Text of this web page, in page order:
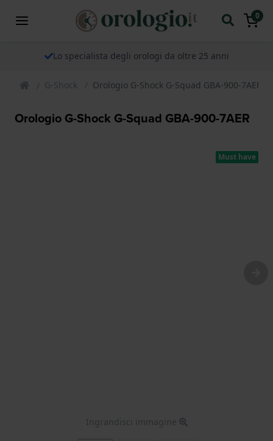
0
Lo specialista degli orologi da oltre 25 anni
G-Shock Orologio G-Shock G-Squad GBA-900-7AER
Orologio G-Shock G-Squad GBA-900-7AER
Must have
Ingrandisci immagine